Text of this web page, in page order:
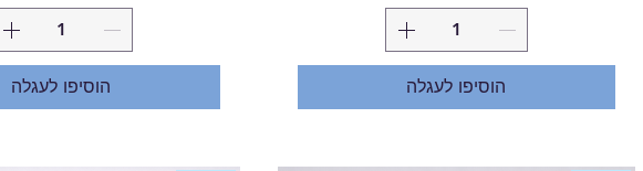
הוסיפו לעגלה הוסיפו לעגלה